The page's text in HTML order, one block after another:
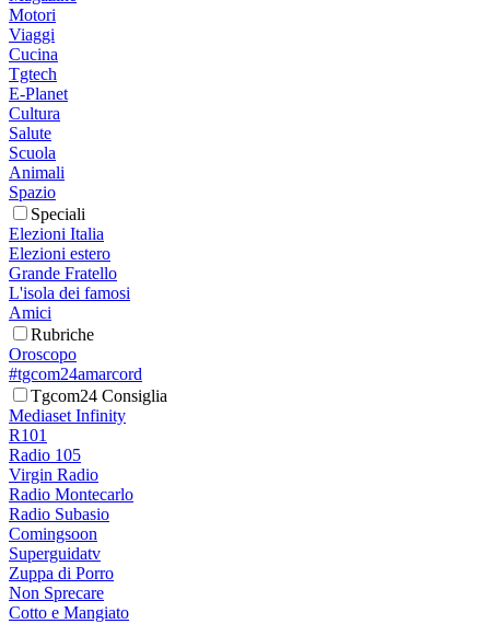
Motori
Viaggi
Cucina
Tgtech
E-Planet
Cultura
Salute
Scuola
Animali
Spazio
Speciali
Elezioni Italia
Elezioni estero
Grande Fratello
L'isola dei famosi
Amici
Rubriche
Oroscopo
#tgcom24amarcord
Tgcom24 Consiglia
Mediaset Infinity
R101
Radio 105
Virgin Radio
Radio Montecarlo
Radio Subasio
Comingsoon
Superguidatv
Zuppa di Porro
Non Sprecare
Cotto e Mangiato